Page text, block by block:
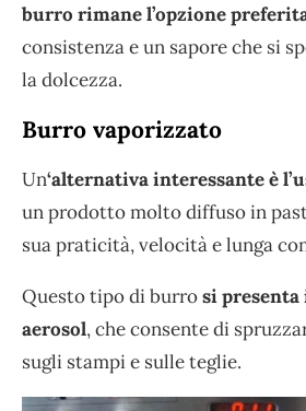
burro rimane l’opzione
consistenza e un sapore che si
la dolcezza.
Burro vaporizzato
Un‘alternativa interessante è
un prodotto molto diffuso in
sua praticità, velocità e lunga
Questo tipo di burrosi
aerosol, che consente di
sugli stampi e sulle teglie.